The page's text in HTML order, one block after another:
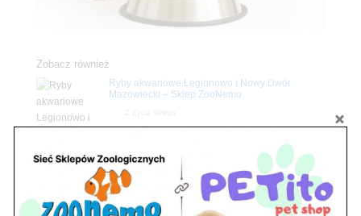
Zobacz również
Ryby akwariowe Legionowo i Nowy Dwór
Mazowiecki – Sklep ZooNemo
Z Życia Sklepu
rośliny akwariowe w ZooNemo – Legionowo i
Nowy Dwór Mazowiecki
Upały wracają! Zadbaj o komfort swojego pupila
z matami chłodzącymi ZooNemo